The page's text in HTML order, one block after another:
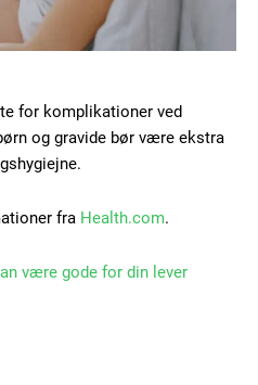
for komplikationer ved
og gravide bør være ekstra
fra Health.com.
være gode for din lever